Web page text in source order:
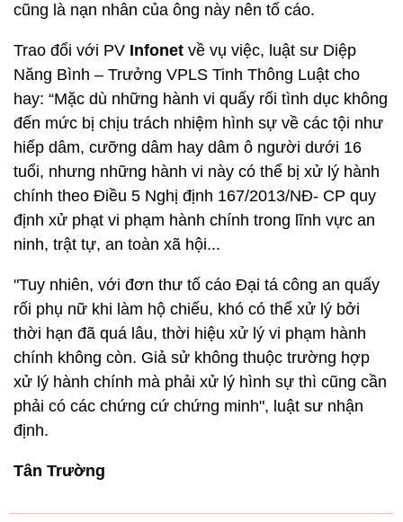
cũng là nạn nhân của ông này nên tố cáo.
Trao đổi với PV Infonet về vụ việc, luật sư Diệp
Năng Bình – Trưởng VPLS Tinh Thông Luật cho
hay: “Mặc dù những hành vi quấy rối tình dục không
đến mức bị chịu trách nhiệm hình sự về các tội như
hiếp dâm, cưỡng dâm hay dâm ô người dưới 16
tuổi, nhưng những hành vi này có thể bị xử lý hành
chính theo Điều 5 Nghị định 167/2013/NĐ- CP quy
định xử phạt vi phạm hành chính trong lĩnh vực an
ninh, trật tự, an toàn xã hội...
"Tuy nhiên, với đơn thư tố cáo Đại tá công an quấy
rối phụ nữ khi làm hộ chiếu, khó có thể xử lý bởi
thời hạn đã quá lâu, thời hiệu xử lý vi phạm hành
chính không còn. Giả sử không thuộc trường hợp
xử lý hành chính mà phải xử lý hình sự thì cũng cần
phải có các chứng cứ chứng minh", luật sư nhận
định.
Tân Trường